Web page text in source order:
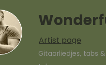
Artist page
Gitaarliedjes, tabs